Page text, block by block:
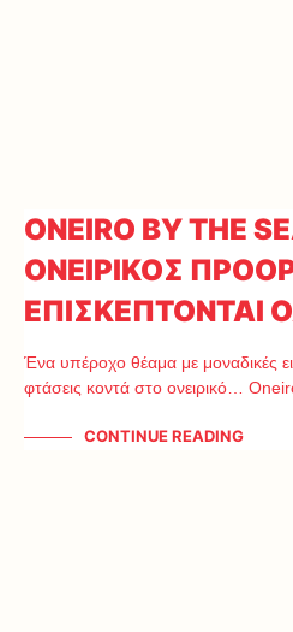
ONEIRO BY THE
ΟΝΕΙΡΙΚΟΣ
ΕΠΙΣΚΕΠΤΟΝΤΑΙ
Ένα υπέροχο θέαμα με μοναδικές
φτάσεις κοντά στο ονειρικό…
CONTINUE READING